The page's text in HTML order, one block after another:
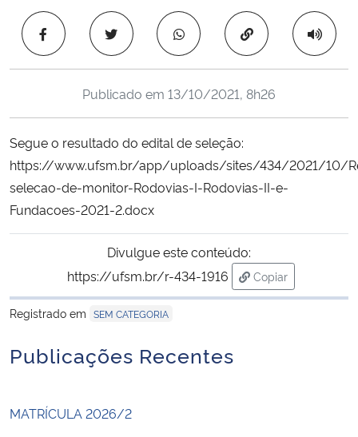
Ministério da Educação
Ministério da Cidadania
Ministério de Minas e Energia
Ministério da Ciência, Tecnologia, Inovações e Comunicações
Ministério do Meio Ambiente
Ministério do Turismo
Ministério do Desenvolvimento Regional
Copiar para área
Publicado em 13/10/2021, 8h26
Segue o resultado do edital de seleção:
https://www.ufsm.br/app/uploads/sites/434/2021/10/
selecao-de-monitor-Rodovias-I-Rodovias-II-e-
Fundacoes-2021-2.docx
Divulgue este conteúdo:
https://ufsm.br/r-434-1916
Copiar
para área de
Registrado em SEM CATEGORIA
Publicações Recentes
MATRÍCULA 2026/2